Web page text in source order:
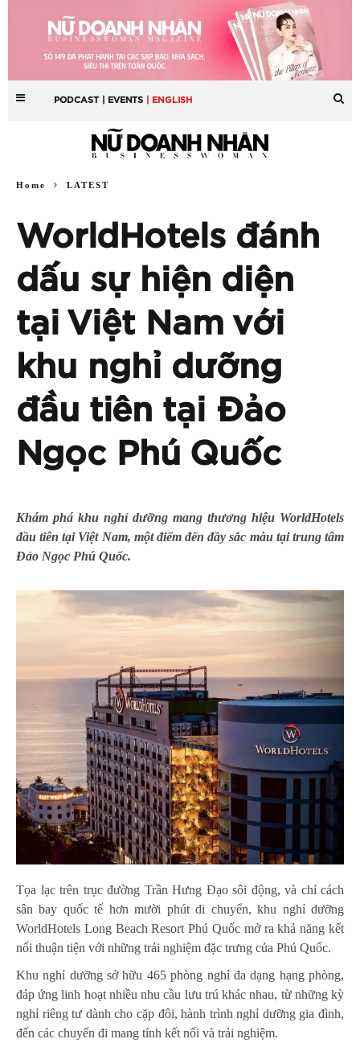
PODCAST | EVENTS | ENGLISH
Home LATEST
WorldHotels đánh
dấu sự hiện diện
tại Việt Nam với
khu nghỉ dưỡng
đầu tiên tại Đảo
Ngọc Phú Quốc
Khám phá khu nghỉ dưỡng mang thương hiệu WorldHotels
đầu tiên tại Việt Nam, một điểm đến đầy sắc màu tại trung tâm
Đảo Ngọc Phú Quốc.
Tọa lạc trên trục đường Trần Hưng Đạo sôi động, và chỉ cách
sân bay quốc tế hơn mười phút di chuyển, khu nghỉ dưỡng
WorldHotels Long Beach Resort Phú Quốc mở ra khả năng kết
nối thuận tiện với những trải nghiệm đặc trưng của Phú Quốc.
Khu nghỉ dưỡng sở hữu 465 phòng nghỉ đa dạng hạng phòng,
đáp ứng linh hoạt nhiều nhu cầu lưu trú khác nhau, từ những kỳ
nghỉ riêng tư dành cho cặp đôi, hành trình nghỉ dưỡng gia đình,
đến các chuyến đi mang tính kết nối và trải nghiệm.